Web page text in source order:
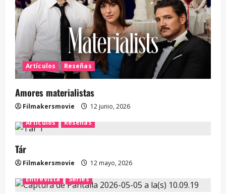
Artículos Reseñas
Amores materialistas
Filmakersmovie
12 junio, 2026
Artículos
Reseñas
Tár
Filmakersmovie
12 mayo, 2026
Entrevista
Series